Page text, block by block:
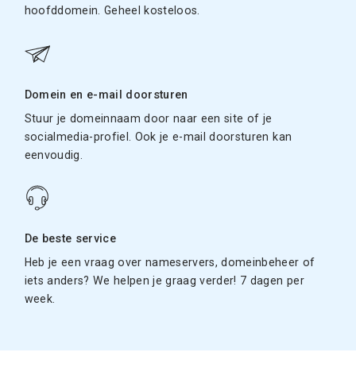
hoofddomein. Geheel kosteloos.
Domein en e-mail doorsturen
Stuur je domeinnaam door naar een site of je
socialmedia-profiel. Ook je e-mail doorsturen kan
eenvoudig.
De beste service
Heb je een vraag over nameservers, domeinbeheer of
iets anders? We helpen je graag verder! 7 dagen per
week.